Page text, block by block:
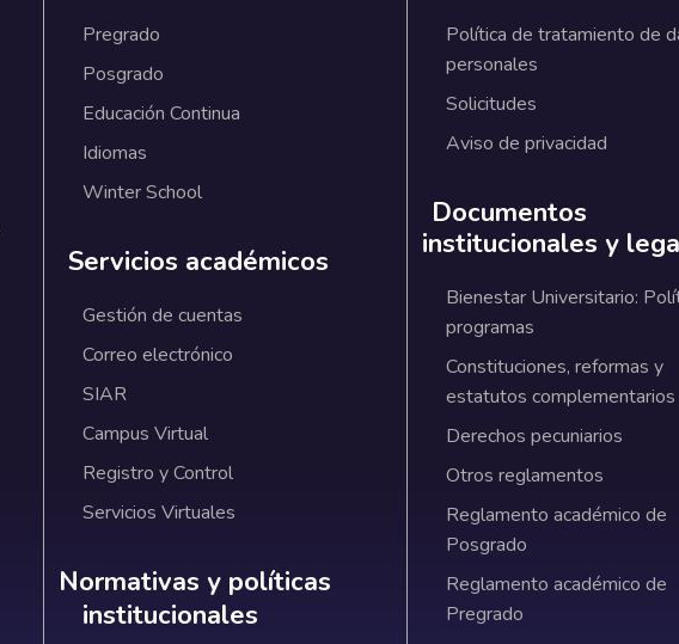
Pregrado
Posgrado
Educación Continua
Idiomas
Winter School
Servicios académicos
Gestión de cuentas
Correo electrónico
SIAR
Campus Virtual
Registro y Control
Servicios Virtuales
Normativas y políticas institucionales
Normativas y políticas
institucionales
Política de tratamiento de
personales
Solicitudes
Aviso de privacidad
Documentos
institucionales y
Bienestar Universitario:
programas
Constituciones, reformas y
estatutos complementarios
Derechos pecuniarios
Otros reglamentos
Reglamento académico de
Posgrado
Reglamento académico de
Pregrado